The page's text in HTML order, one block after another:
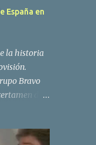
España en
la historia
Bravo
del
en la